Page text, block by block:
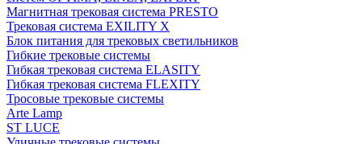
Магнитная трековая система PRESTO
Трековая система EXILITY X
Блок питания для трековых светильников
Гибкие трековые системы
Гибкая трековая система ELASITY
Гибкая трековая система FLEXITY
Тросовые трековые системы
Arte Lamp
ST LUCE